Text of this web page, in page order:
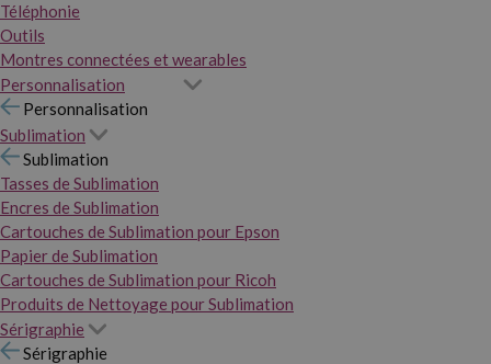
Téléphonie
Outils
Montres connectées et wearables
Personnalisation
Personnalisation
Sublimation
Sublimation
Tasses de Sublimation
Encres de Sublimation
Cartouches de Sublimation pour Epson
Papier de Sublimation
Cartouches de Sublimation pour Ricoh
Produits de Nettoyage pour Sublimation
Sérigraphie
Sérigraphie